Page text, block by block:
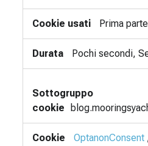
Prima parte
Pochi secondi,
OptanonConsent